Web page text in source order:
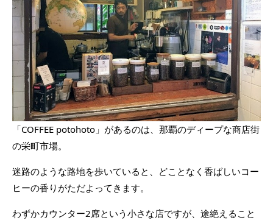
「COFFEE potohoto」があるのは、那覇のディープな商店街
の栄町市場。
迷路のような路地を歩いていると、どことなく香ばしいコー
ヒーの香りがただよってきます。
わずかカウンター2席という小さな店ですが、途絶えること